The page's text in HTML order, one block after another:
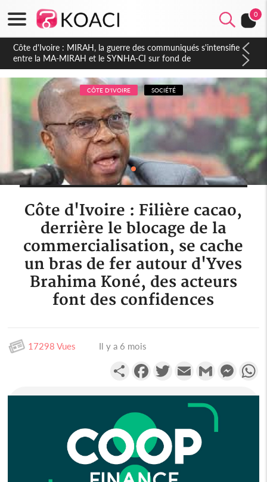
0
Côte d'Ivoire : Indépendance 2026, Thiam plaide pour un
environnement démocratique plus apaisé
CÔTE D'IVOIRE SOCIÉTÉ
Côte d'Ivoire : Filière cacao,
derrière le blocage de la
commercialisation, se cache
un bras de fer autour d'Yves
Brahima Koné, des acteurs
font des confidences
17298 Vues Il y a 6 mois
PartagerFacebookTwitterEmail Gmail